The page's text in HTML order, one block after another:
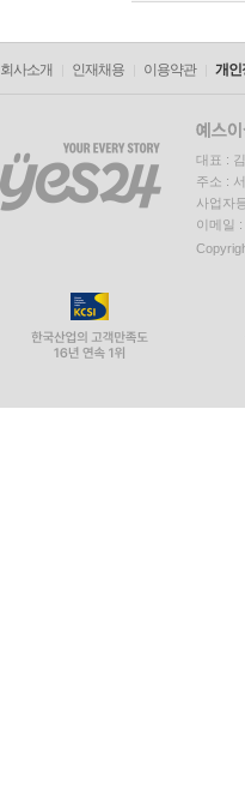
회사소개 인재채용 이용약관 개인
대표 :
주소 :
사업자
이메일